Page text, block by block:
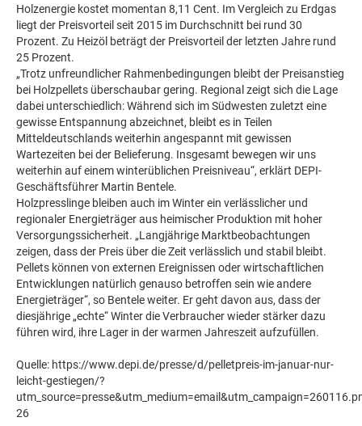
Holzenergie kostet momentan 8,11 Cent. Im Vergleich zu Erdgas
liegt der Preisvorteil seit 2015 im Durchschnitt bei rund 30
Prozent. Zu Heizöl beträgt der Preisvorteil der letzten Jahre rund
25 Prozent.
„Trotz unfreundlicher Rahmenbedingungen bleibt der Preisanstieg
bei Holzpellets überschaubar gering. Regional zeigt sich die Lage
dabei unterschiedlich: Während sich im Südwesten zuletzt eine
gewisse Entspannung abzeichnet, bleibt es in Teilen
Mitteldeutschlands weiterhin angespannt mit gewissen
Wartezeiten bei der Belieferung. Insgesamt bewegen wir uns
weiterhin auf einem winterüblichen Preisniveau“, erklärt DEPI-
Geschäftsführer Martin Bentele.
Holzpresslinge bleiben auch im Winter ein verlässlicher und
regionaler Energieträger aus heimischer Produktion mit hoher
Versorgungssicherheit. „Langjährige Marktbeobachtungen
zeigen, dass der Preis über die Zeit verlässlich und stabil bleibt.
Pellets können von externen Ereignissen oder wirtschaftlichen
Entwicklungen natürlich genauso betroffen sein wie andere
Energieträger“, so Bentele weiter. Er geht davon aus, dass der
diesjährige „echte“ Winter die Verbraucher wieder stärker dazu
führen wird, ihre Lager in der warmen Jahreszeit aufzufüllen.
Quelle: https://www.depi.de/presse/d/pelletpreis-im-januar-nur-
leicht-gestiegen/?
26